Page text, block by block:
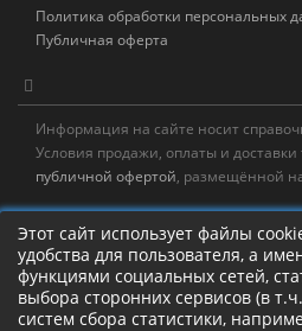
Политика обработки персональных
Публичная оферта
Информация на сайте носит
Условия продажи, оплаты и
публичной офертой, размещённой
Новостная рассылка
Новости, акции, распродажи и
Этот сайт использует файлы
удобства для пользователя, а
функциями социальных сетей,
выбора сторонних сервисов (в
систем сбора статистики,